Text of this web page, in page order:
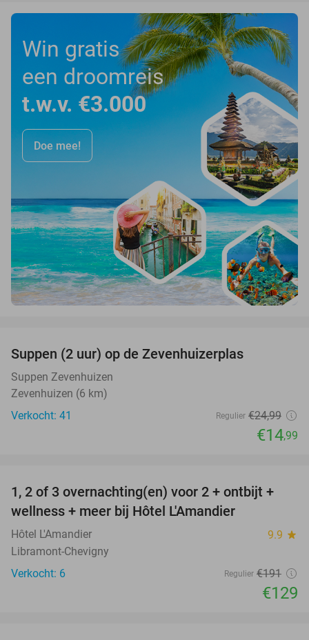
Win gratis
een droomreis
t.w.v. €3.000
Doe mee!
Suppen (2 uur) op de Zevenhuizerplas
Suppen Zevenhuizen
Zevenhuizen (6 km)
Verkocht: 41
Regulier €24,99
€14,99
32%
TODAY
1, 2 of 3 overnachting(en) voor 2 + ontbijt +
wellness + meer bij Hôtel L'Amandier
Hôtel L'Amandier 9.9 star
Libramont-Chevigny
Verkocht: 6
Regulier €191
€129